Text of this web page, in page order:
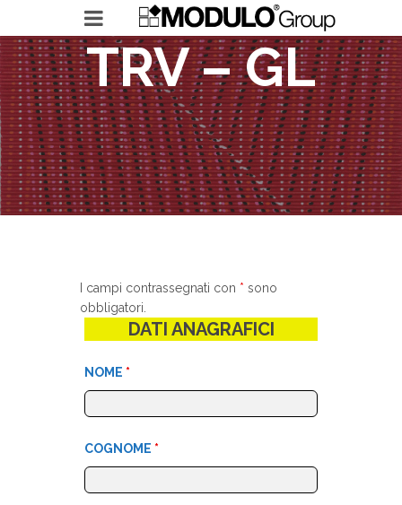
MODULO GROUP
RICERCHE IN ESSERE
LEADERSHIP ACCELERATOR
TRV – GL
I campi contrassegnati con * sono
obbligatori.
DATI ANAGRAFICI
NOME *
COGNOME *